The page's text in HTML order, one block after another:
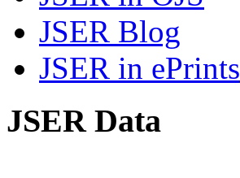
JSER Blog
JSER in ePrints
JSER Data